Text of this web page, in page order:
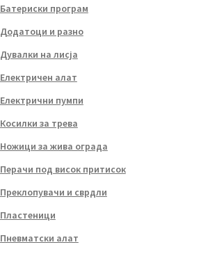
Батериски програм
Додатоци и разно
Дувалки на лисја
Електричен алат
Електрични пумпи
Косилки за трева
Ножици за жива ограда
Перачи под висок притисок
Преклопувачи и сврдли
Пластеници
Пневматски алат